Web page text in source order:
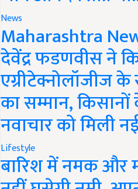
News
Maharashtra
देवेंद्र फडणवीस ने
एग्रीटेक्नोलॉजीज
का सम्मान,
नवाचार को मिली
Lifestyle
बारिश में नमक और